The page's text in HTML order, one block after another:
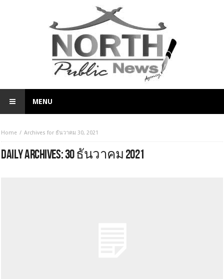
MENU
Home Archives for ธันวาคม 30, 2021
DAILY ARCHIVES:30 ธันวาคม 2021